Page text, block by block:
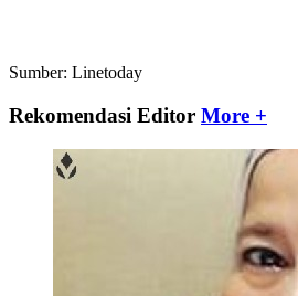
Sumber: Linetoday
Rekomendasi Editor More +